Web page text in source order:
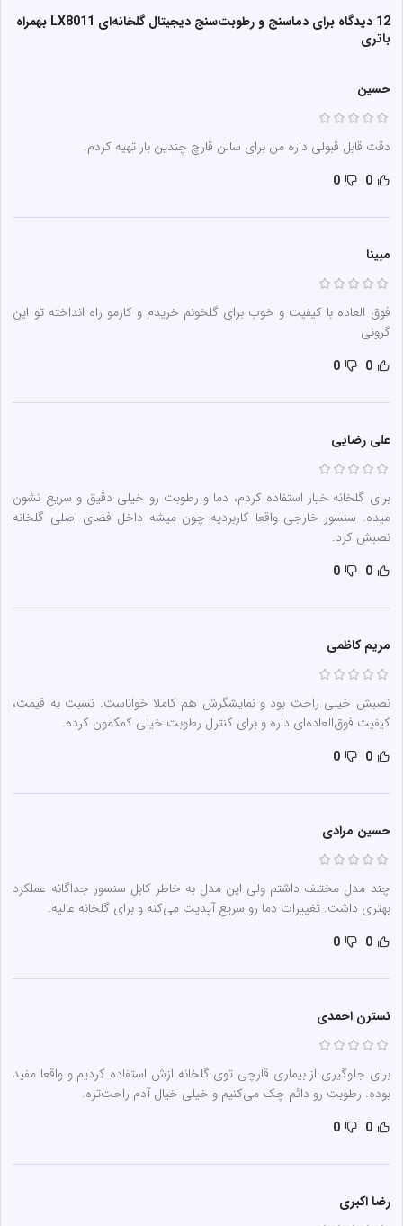
12 دیدگاه برای
دماسنج و رطوبت‌سنج دیجیتال گلخانه‌ای LX8011 بهمراه
باتری
حسین
دقت قابل قبولی داره من برای سالن قارچ چندین بار تهیه کردم.
0
0
مبینا
فوق العاده با کیفیت و خوب برای گلخونم خریدم و کارمو راه انداخته تو این
گرونی
0
0
علی رضایی
برای گلخانه خیار استفاده کردم، دما و رطوبت رو خیلی دقیق و سریع نشون
میده. سنسور خارجی واقعا کاربردیه چون میشه داخل فضای اصلی گلخانه
نصبش کرد.
0
0
مریم کاظمی
نصبش خیلی راحت بود و نمایشگرش هم کاملا خواناست. نسبت به قیمت،
کیفیت فوق‌العاده‌ای داره و برای کنترل رطوبت خیلی کمکمون کرده.
0
0
حسین مرادی
چند مدل مختلف داشتم ولی این مدل به خاطر کابل سنسور جداگانه عملکرد
بهتری داشت. تغییرات دما رو سریع آپدیت می‌کنه و برای گلخانه عالیه.
0
0
نسترن احمدی
برای جلوگیری از بیماری قارچی توی گلخانه ازش استفاده کردیم و واقعا مفید
بوده. رطوبت رو دائم چک می‌کنیم و خیلی خیال آدم راحت‌تره.
0
0
رضا اکبری